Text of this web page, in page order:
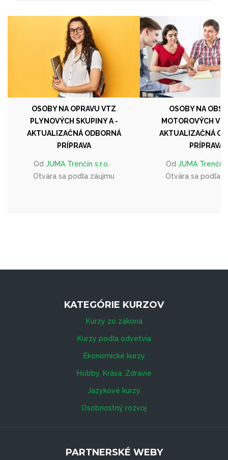
OSOBY NA OPRAVU VTZ
PLYNOVÝCH SKUPINY A -
AKTUALIZAČNÁ ODBORNÁ
PRÍPRAVA
Od JUMA Trenčín s.r.o.
Otvára sa podľa záujmu
OSOBY NA
MOTOROVÝCH
AKTUALIZAČNÁ
PRÍPRAVA
Od JUMA Trenčín
Otvára sa podľa
KATEGÓRIE KURZOV
Kurzy zo zákona
Kurzy podľa odvetvia
Ekonomické kurzy
Hobby, Krása, Zdravie
Jazykové kurzy
Osobnostný rozvoj
PARTNERSKÉ WEBY